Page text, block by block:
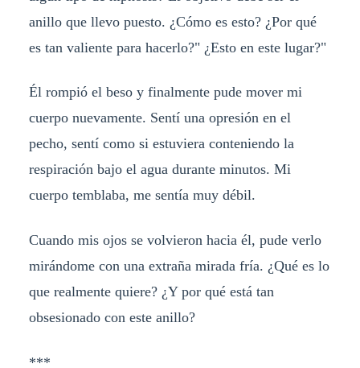
anillo que llevo puesto. ¿Cómo es esto? ¿Por qué
es tan valiente para hacerlo?" ¿Esto en este lugar?"
Él rompió el beso y finalmente pude mover mi
cuerpo nuevamente. Sentí una opresión en el
pecho, sentí como si estuviera conteniendo la
respiración bajo el agua durante minutos. Mi
cuerpo temblaba, me sentía muy débil.
Cuando mis ojos se volvieron hacia él, pude verlo
mirándome con una extraña mirada fría. ¿Qué es lo
que realmente quiere? ¿Y por qué está tan
obsesionado con este anillo?
***